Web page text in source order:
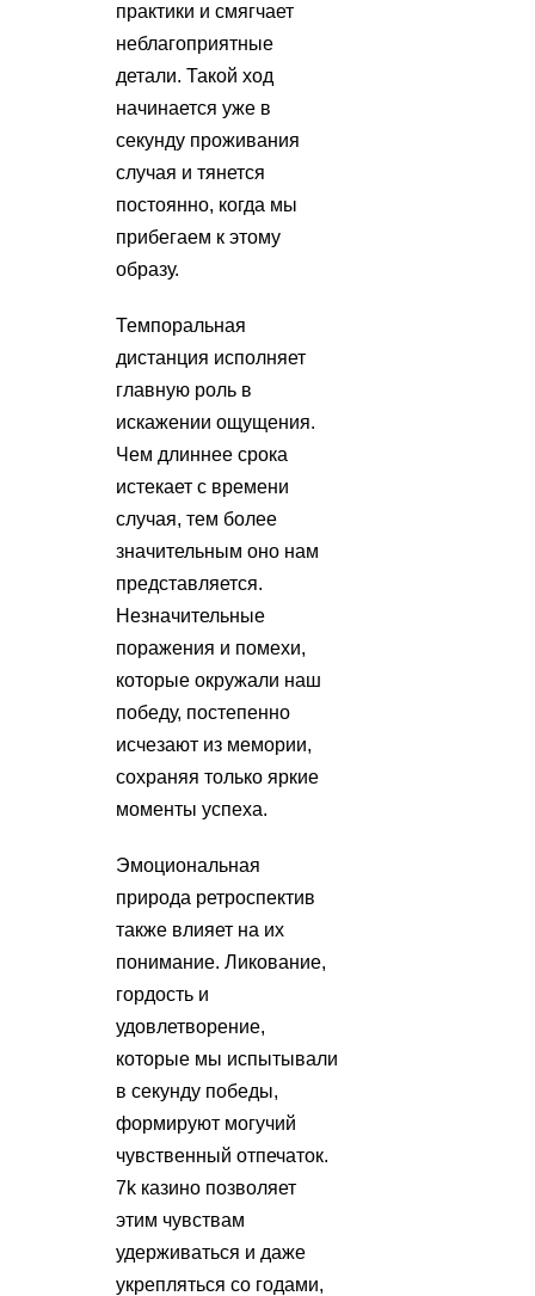
практики и смягчает
неблагоприятные
детали. Такой ход
начинается уже в
секунду проживания
случая и тянется
постоянно, когда мы
прибегаем к этому
образу.
Темпоральная
дистанция исполняет
главную роль в
искажении ощущения.
Чем длиннее срока
истекает с времени
случая, тем более
значительным оно нам
представляется.
Незначительные
поражения и помехи,
которые окружали наш
победу, постепенно
исчезают из мемории,
сохраняя только яркие
моменты успеха.
Эмоциональная
природа ретроспектив
также влияет на их
понимание. Ликование,
гордость и
удовлетворение,
которые мы испытывали
в секунду победы,
формируют могучий
чувственный отпечаток.
7k казино позволяет
этим чувствам
удерживаться и даже
укрепляться со годами,